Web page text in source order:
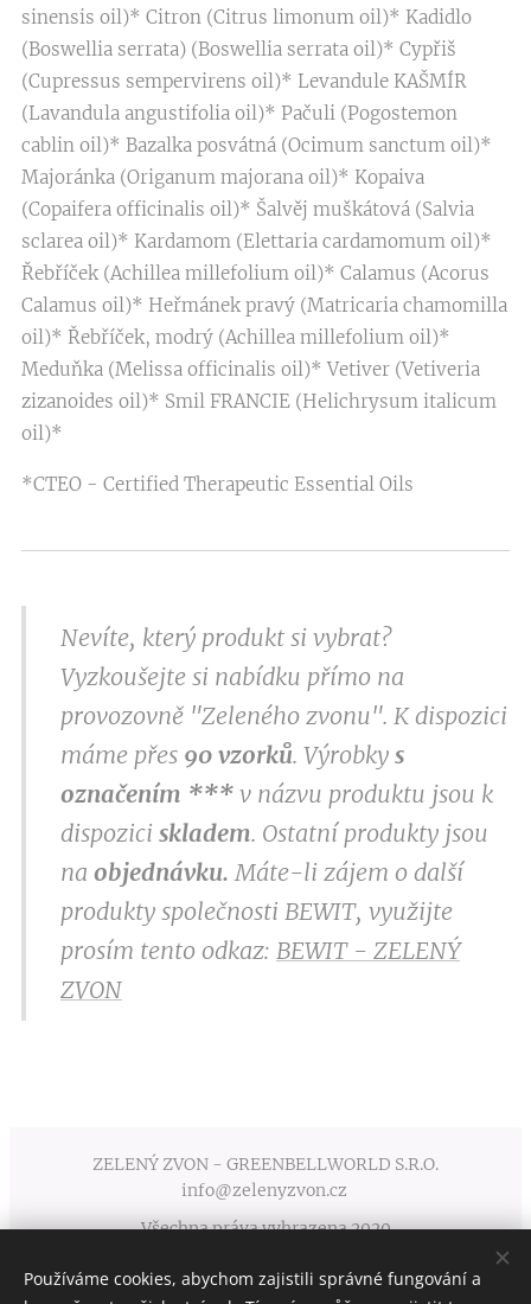
sinensis oil)* Citron (Citrus limonum oil)* Kadidlo
(Boswellia serrata) (Boswellia serrata oil)* Cypřiš
(Cupressus sempervirens oil)* Levandule KAŠMÍR
(Lavandula angustifolia oil)* Pačuli (Pogostemon
cablin oil)* Bazalka posvátná (Ocimum sanctum oil)*
Majoránka (Origanum majorana oil)* Kopaiva
(Copaifera officinalis oil)* Šalvěj muškátová (Salvia
sclarea oil)* Kardamom (Elettaria cardamomum oil)*
Řebříček (Achillea millefolium oil)* Calamus (Acorus
Calamus oil)* Heřmánek pravý (Matricaria chamomilla
oil)* Řebříček, modrý (Achillea millefolium oil)*
Meduňka (Melissa officinalis oil)* Vetiver (Vetiveria
zizanoides oil)* Smil FRANCIE (Helichrysum italicum
oil)*
*CTEO - Certified Therapeutic Essential Oils
Nevíte, který produkt si vybrat?
Vyzkoušejte si nabídku přímo na
provozovně "Zeleného zvonu". K dispozici
máme přes 90 vzorků. Výrobky s
označením *** v názvu produktu jsou k
dispozici skladem. Ostatní produkty jsou
na objednávku. Máte-li zájem o další
produkty společnosti BEWIT, využijte
prosím tento odkaz: BEWIT - ZELENÝ
ZVON
ZELENÝ ZVON - GREENBELLWORLD S.R.O.
info@zelenyzvon.cz
Všechna práva vyhrazena 2020
Obchodní podmínky Cookies
Používáme cookies, abychom zajistili správné fungování a